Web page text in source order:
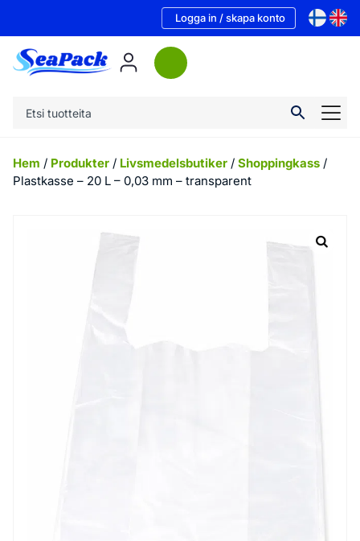
Logga in / skapa konto
Hem / Produkter / Livsmedelsbutiker / Shoppingkass /
Plastkasse – 20 L – 0,03 mm – transparent